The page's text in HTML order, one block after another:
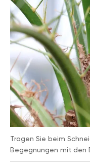
Tragen Sie beim
Begegnungen mit den